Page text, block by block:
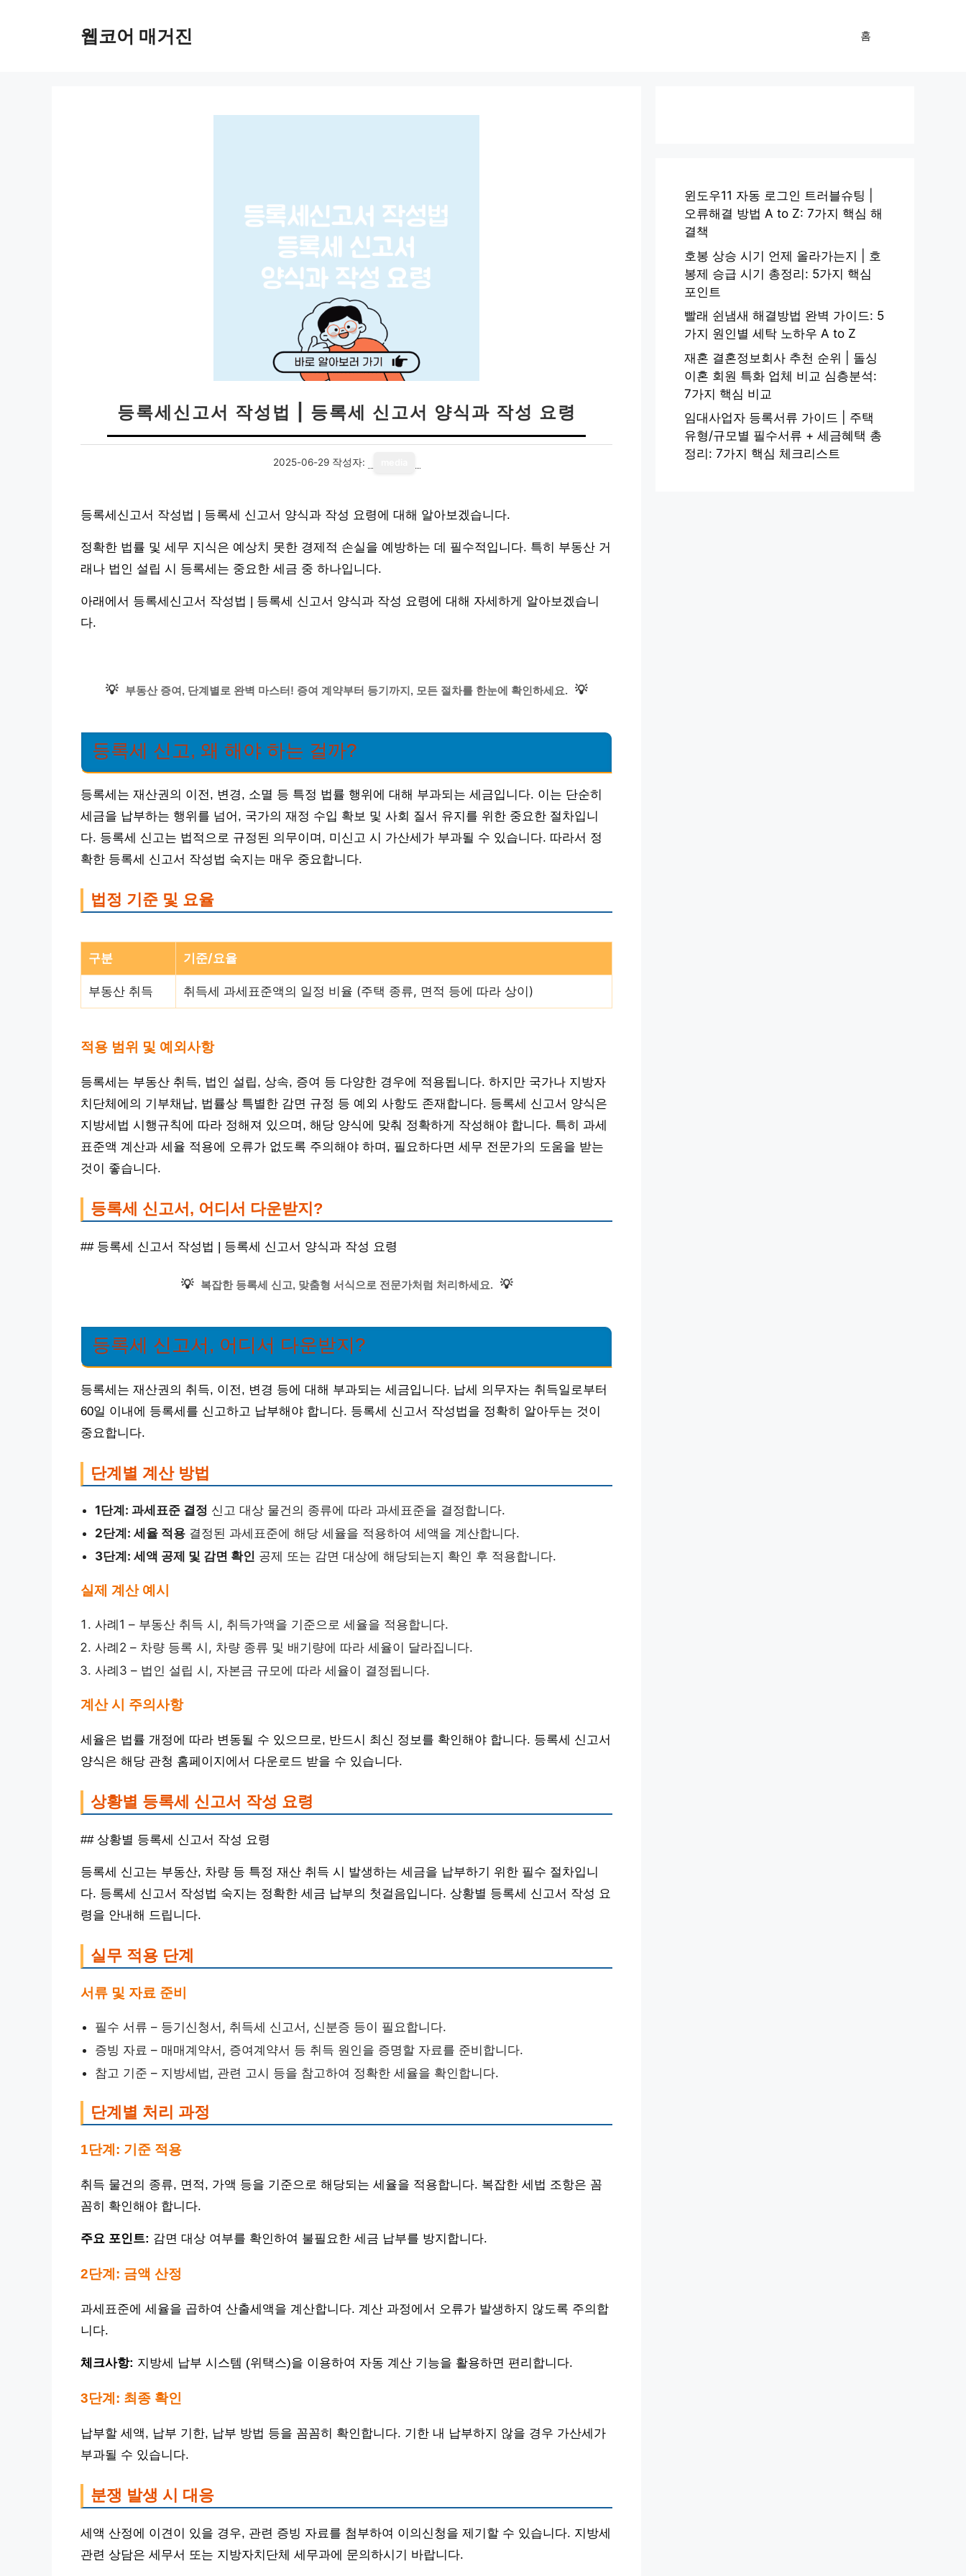
웹코어 매거진 홈
등록세신고서 작성법 | 등록세 신고서 양식과 작성 요령
2025-06-29 작성자:
등록세신고서 작성법 | 등록세 신고서 양식과 작성 요령에 대해 알아보겠습니다.
정확한 법률 및 세무 지식은 예상치 못한 경제적 손실을 예방하는 데 필수적입니다. 특히 부동산 거
래나 법인 설립 시 등록세는 중요한 세금 중 하나입니다.
아래에서 등록세신고서 작성법 | 등록세 신고서 양식과 작성 요령에 대해 자세하게 알아보겠습니
다.
💡 부동산 증여, 단계별로 완벽 마스터! 증여 계약부터 등기까지, 모든 절차를 한눈에 확인하세요. 💡
등록세 신고, 왜 해야 하는 걸까?
등록세는 재산권의 이전, 변경, 소멸 등 특정 법률 행위에 대해 부과되는 세금입니다. 이는 단순히
세금을 납부하는 행위를 넘어, 국가의 재정 수입 확보 및 사회 질서 유지를 위한 중요한 절차입니
다. 등록세 신고는 법적으로 규정된 의무이며, 미신고 시 가산세가 부과될 수 있습니다. 따라서 정
확한 등록세 신고서 작성법 숙지는 매우 중요합니다.
법정 기준 및 요율
구분 기준/요율
부동산 취득 취득세 과세표준액의 일정 비율 (주택 종류, 면적 등에 따라 상이)
적용 범위 및 예외사항
등록세는 부동산 취득, 법인 설립, 상속, 증여 등 다양한 경우에 적용됩니다. 하지만 국가나 지방자
치단체에의 기부채납, 법률상 특별한 감면 규정 등 예외 사항도 존재합니다. 등록세 신고서 양식은
지방세법 시행규칙에 따라 정해져 있으며, 해당 양식에 맞춰 정확하게 작성해야 합니다. 특히 과세
표준액 계산과 세율 적용에 오류가 없도록 주의해야 하며, 필요하다면 세무 전문가의 도움을 받는
것이 좋습니다.
등록세 신고서, 어디서 다운받지?
## 등록세 신고서 작성법 | 등록세 신고서 양식과 작성 요령
💡 복잡한 등록세 신고, 맞춤형 서식으로 전문가처럼 처리하세요. 💡
등록세 신고서, 어디서 다운받지?
등록세는 재산권의 취득, 이전, 변경 등에 대해 부과되는 세금입니다. 납세 의무자는 취득일로부터
60일 이내에 등록세를 신고하고 납부해야 합니다. 등록세 신고서 작성법을 정확히 알아두는 것이
중요합니다.
단계별 계산 방법
1단계: 과세표준 결정 신고 대상 물건의 종류에 따라 과세표준을 결정합니다.
2단계: 세율 적용 결정된 과세표준에 해당 세율을 적용하여 세액을 계산합니다.
3단계: 세액 공제 및 감면 확인 공제 또는 감면 대상에 해당되는지 확인 후 적용합니다.
실제 계산 예시
사례1 – 부동산 취득 시, 취득가액을 기준으로 세율을 적용합니다.
사례2 – 차량 등록 시, 차량 종류 및 배기량에 따라 세율이 달라집니다.
사례3 – 법인 설립 시, 자본금 규모에 따라 세율이 결정됩니다.
계산 시 주의사항
세율은 법률 개정에 따라 변동될 수 있으므로, 반드시 최신 정보를 확인해야 합니다. 등록세 신고서
양식은 해당 관청 홈페이지에서 다운로드 받을 수 있습니다.
상황별 등록세 신고서 작성 요령
## 상황별 등록세 신고서 작성 요령
등록세 신고는 부동산, 차량 등 특정 재산 취득 시 발생하는 세금을 납부하기 위한 필수 절차입니
다. 등록세 신고서 작성법 숙지는 정확한 세금 납부의 첫걸음입니다. 상황별 등록세 신고서 작성 요
령을 안내해 드립니다.
실무 적용 단계
서류 및 자료 준비
필수 서류 – 등기신청서, 취득세 신고서, 신분증 등이 필요합니다.
증빙 자료 – 매매계약서, 증여계약서 등 취득 원인을 증명할 자료를 준비합니다.
참고 기준 – 지방세법, 관련 고시 등을 참고하여 정확한 세율을 확인합니다.
단계별 처리 과정
1단계: 기준 적용
취득 물건의 종류, 면적, 가액 등을 기준으로 해당되는 세율을 적용합니다. 복잡한 세법 조항은 꼼
꼼히 확인해야 합니다.
주요 포인트: 감면 대상 여부를 확인하여 불필요한 세금 납부를 방지합니다.
2단계: 금액 산정
과세표준에 세율을 곱하여 산출세액을 계산합니다. 계산 과정에서 오류가 발생하지 않도록 주의합
니다.
체크사항: 지방세 납부 시스템 (위택스)을 이용하여 자동 계산 기능을 활용하면 편리합니다.
3단계: 최종 확인
납부할 세액, 납부 기한, 납부 방법 등을 꼼꼼히 확인합니다. 기한 내 납부하지 않을 경우 가산세가
부과될 수 있습니다.
분쟁 발생 시 대응
세액 산정에 이견이 있을 경우, 관련 증빙 자료를 첨부하여 이의신청을 제기할 수 있습니다. 지방세
관련 상담은 세무서 또는 지방자치단체 세무과에 문의하시기 바랍니다.
윈도우11 자동 로그인 트러블슈팅 |
오류해결 방법 A to Z: 7가지 핵심 해
결책
호봉 상승 시기 언제 올라가는지 | 호
봉제 승급 시기 총정리: 5가지 핵심
포인트
빨래 쉰냄새 해결방법 완벽 가이드: 5
가지 원인별 세탁 노하우 A to Z
재혼 결혼정보회사 추천 순위 | 돌싱
이혼 회원 특화 업체 비교 심층분석:
7가지 핵심 비교
임대사업자 등록서류 가이드 | 주택
유형/규모별 필수서류 + 세금혜택 총
정리: 7가지 핵심 체크리스트